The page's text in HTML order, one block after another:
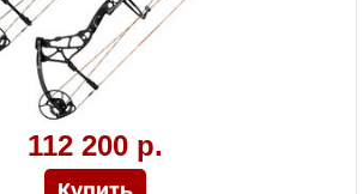
112 200 р.